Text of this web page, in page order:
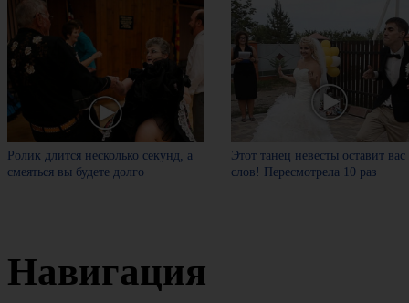
Ролик длится несколько секунд, а
смеяться вы будете долго
Этот танец невесты оставит вас
слов! Пересмотрела 10 раз
Навигация